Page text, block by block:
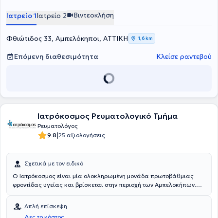
Ιατρείο 1Ιατρείο 2 Βιντεοκλήση
Φθιώτιδος 33, Αμπελόκηποι, ΑΤΤΙΚΗ 1,6 km
Επόμενη διαθεσιμότητα Κλείσε ραντεβού
Ιατρόκοσμος Ρευματολογικό Τμήμα
Ρευματολόγος
9.8|25 αξιολογήσεις
Σχετικά με τον ειδικό
Ο Ιατρόκοσμος είναι μία ολοκληρωμένη μονάδα πρωτοβάθμιας
φροντίδας υγείας και βρίσκεται στην περιοχή των Αμπελοκήπων.
είναι στελεχωμένο με υψηλής κατάρτισης επιστημονικό προσωπικό
και εξοπλισμένο με σύγχρονης τεχνολογίας ιατρικά μηχανήματα.
Απλή επίσκεψη